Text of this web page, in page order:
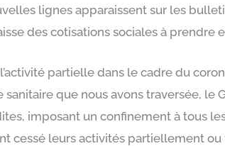
lignes apparaissent sur les
des cotisations sociales à prendre
partielle dans le cadre du
sanitaire que nous avons traversée, le
imposant un confinement à tous
cessé leurs activités partiellement